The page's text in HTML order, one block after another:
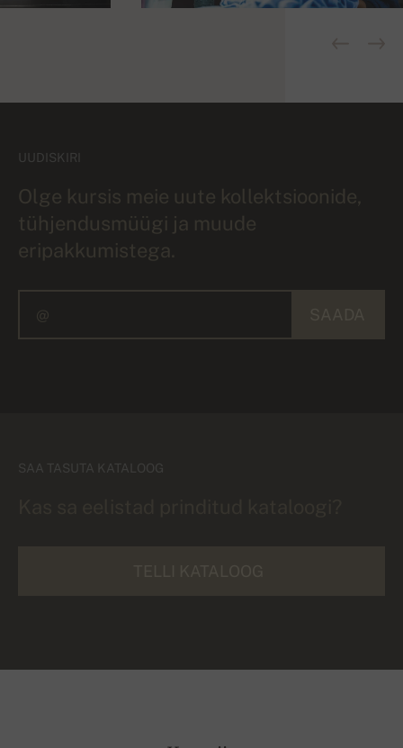
UUDISKIRI
Olge kursis meie uute kollektsioonide,
tühjendusmüügi ja muude
eripakkumistega.
SAA TASUTA KATALOOG